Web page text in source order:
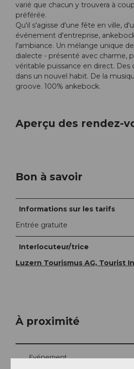
varié que chacun y trouvera à
préférée.
Qu'il s'agisse d'une fête en ville,
événement d'entreprise,
l'ambiance. Un mélange unique
dialecte - présenté avec charme,
véritable puissance en direct. Des
dans un nouvel habit. De la
groove. 100% ankebock.
Aperçu des rendez-
Bon à savoir
Informations sur les tarifs
Entrée gratuite
Interlocuteur/trice
Luzern Tourismus AG, Tourist
À proximité
Evénement